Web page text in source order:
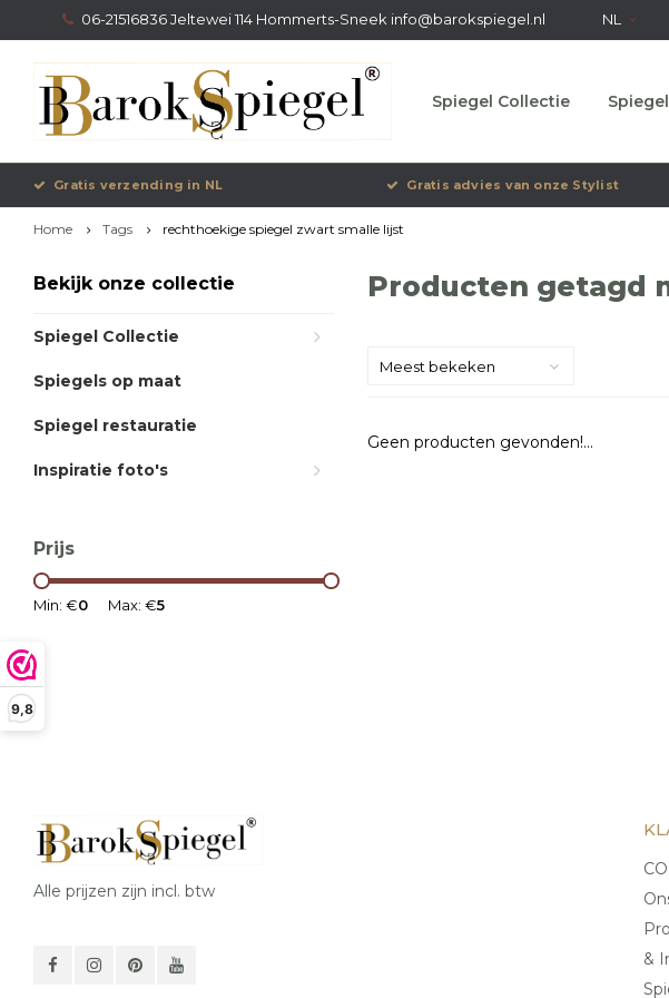
9,8
06-21516836 Jeltewei 114 Hommerts-Sneek info@barokspiegel.nl NL
Spiegel Collectie
Gratis verzending in NL Gratis advies van onze Stylist
Home Tags rechthoekige spiegel zwart smalle lijst
Bekijk onze collectie
Spiegel Collectie
Spiegels op maat
Spiegel restauratie
Inspiratie foto's
Prijs
Min: €0 Max: €5
Producten getagd
Meest bekeken
Geen producten gevonden!...
Alle prijzen zijn incl. btw
&